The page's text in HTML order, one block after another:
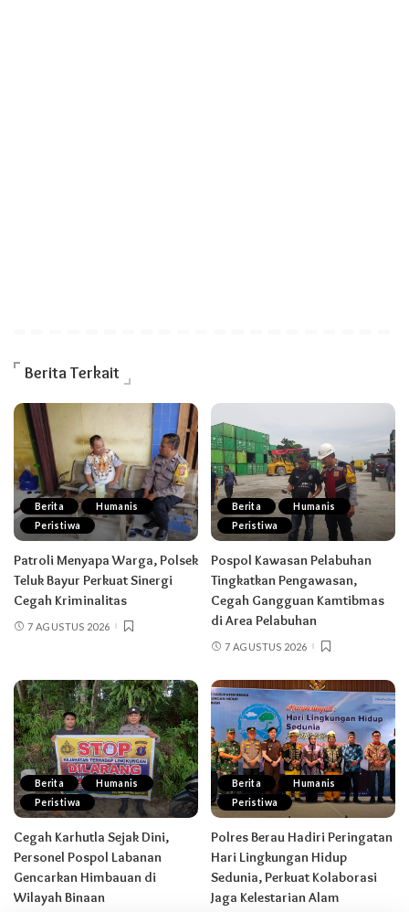
Berita Terkait
Berita
Humanis
Peristiwa
Patroli Menyapa Warga, Polsek
Teluk Bayur Perkuat Sinergi
Cegah Kriminalitas
7 AGUSTUS 2026
Berita
Humanis
Peristiwa
Pospol Kawasan Pelabuhan
Tingkatkan Pengawasan,
Cegah Gangguan Kamtibmas
di Area Pelabuhan
7 AGUSTUS 2026
Berita
Humanis
Peristiwa
Cegah Karhutla Sejak Dini,
Personel Pospol Labanan
Gencarkan Himbauan di
Wilayah Binaan
Berita
Humanis
Peristiwa
Polres Berau Hadiri Peringatan
Hari Lingkungan Hidup
Sedunia, Perkuat Kolaborasi
Jaga Kelestarian Alam